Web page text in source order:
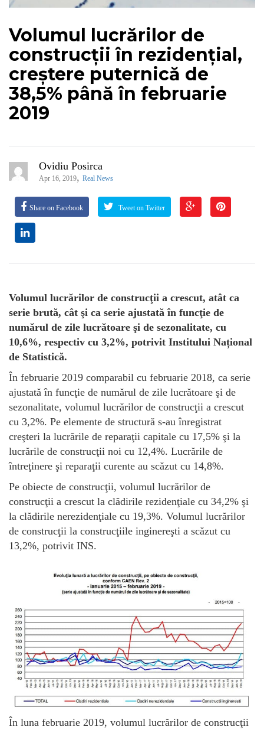
Volumul lucrărilor de
construcții în rezidențial,
creștere puternică de
38,5% până în februarie
2019
Ovidiu Posirca
Apr 16, 2019, Real News
Share on Facebook Tweet on Twitter
Volumul lucrărilor de construcţii a crescut, atât ca
serie brută, cât şi ca serie ajustată în funcţie de
numărul de zile lucrătoare şi de sezonalitate, cu
10,6%, respectiv cu 3,2%, potrivit Institului Național
de Statistică.
În februarie 2019 comparabil cu februarie 2018, ca serie
ajustată în funcţie de numărul de zile lucrătoare şi de
sezonalitate, volumul lucrărilor de construcţii a crescut
cu 3,2%. Pe elemente de structură s-au înregistrat
creşteri la lucrările de reparaţii capitale cu 17,5% şi la
lucrările de construcţii noi cu 12,4%. Lucrările de
întreţinere şi reparaţii curente au scăzut cu 14,8%.
Pe obiecte de construcţii, volumul lucrărilor de
construcţii a crescut la clădirile rezidenţiale cu 34,2% şi
la clădirile nerezidenţiale cu 19,3%. Volumul lucrărilor
de construcţii la construcţiile inginereşti a scăzut cu
13,2%, potrivit INS.
În luna februarie 2019, volumul lucrărilor de construcţii